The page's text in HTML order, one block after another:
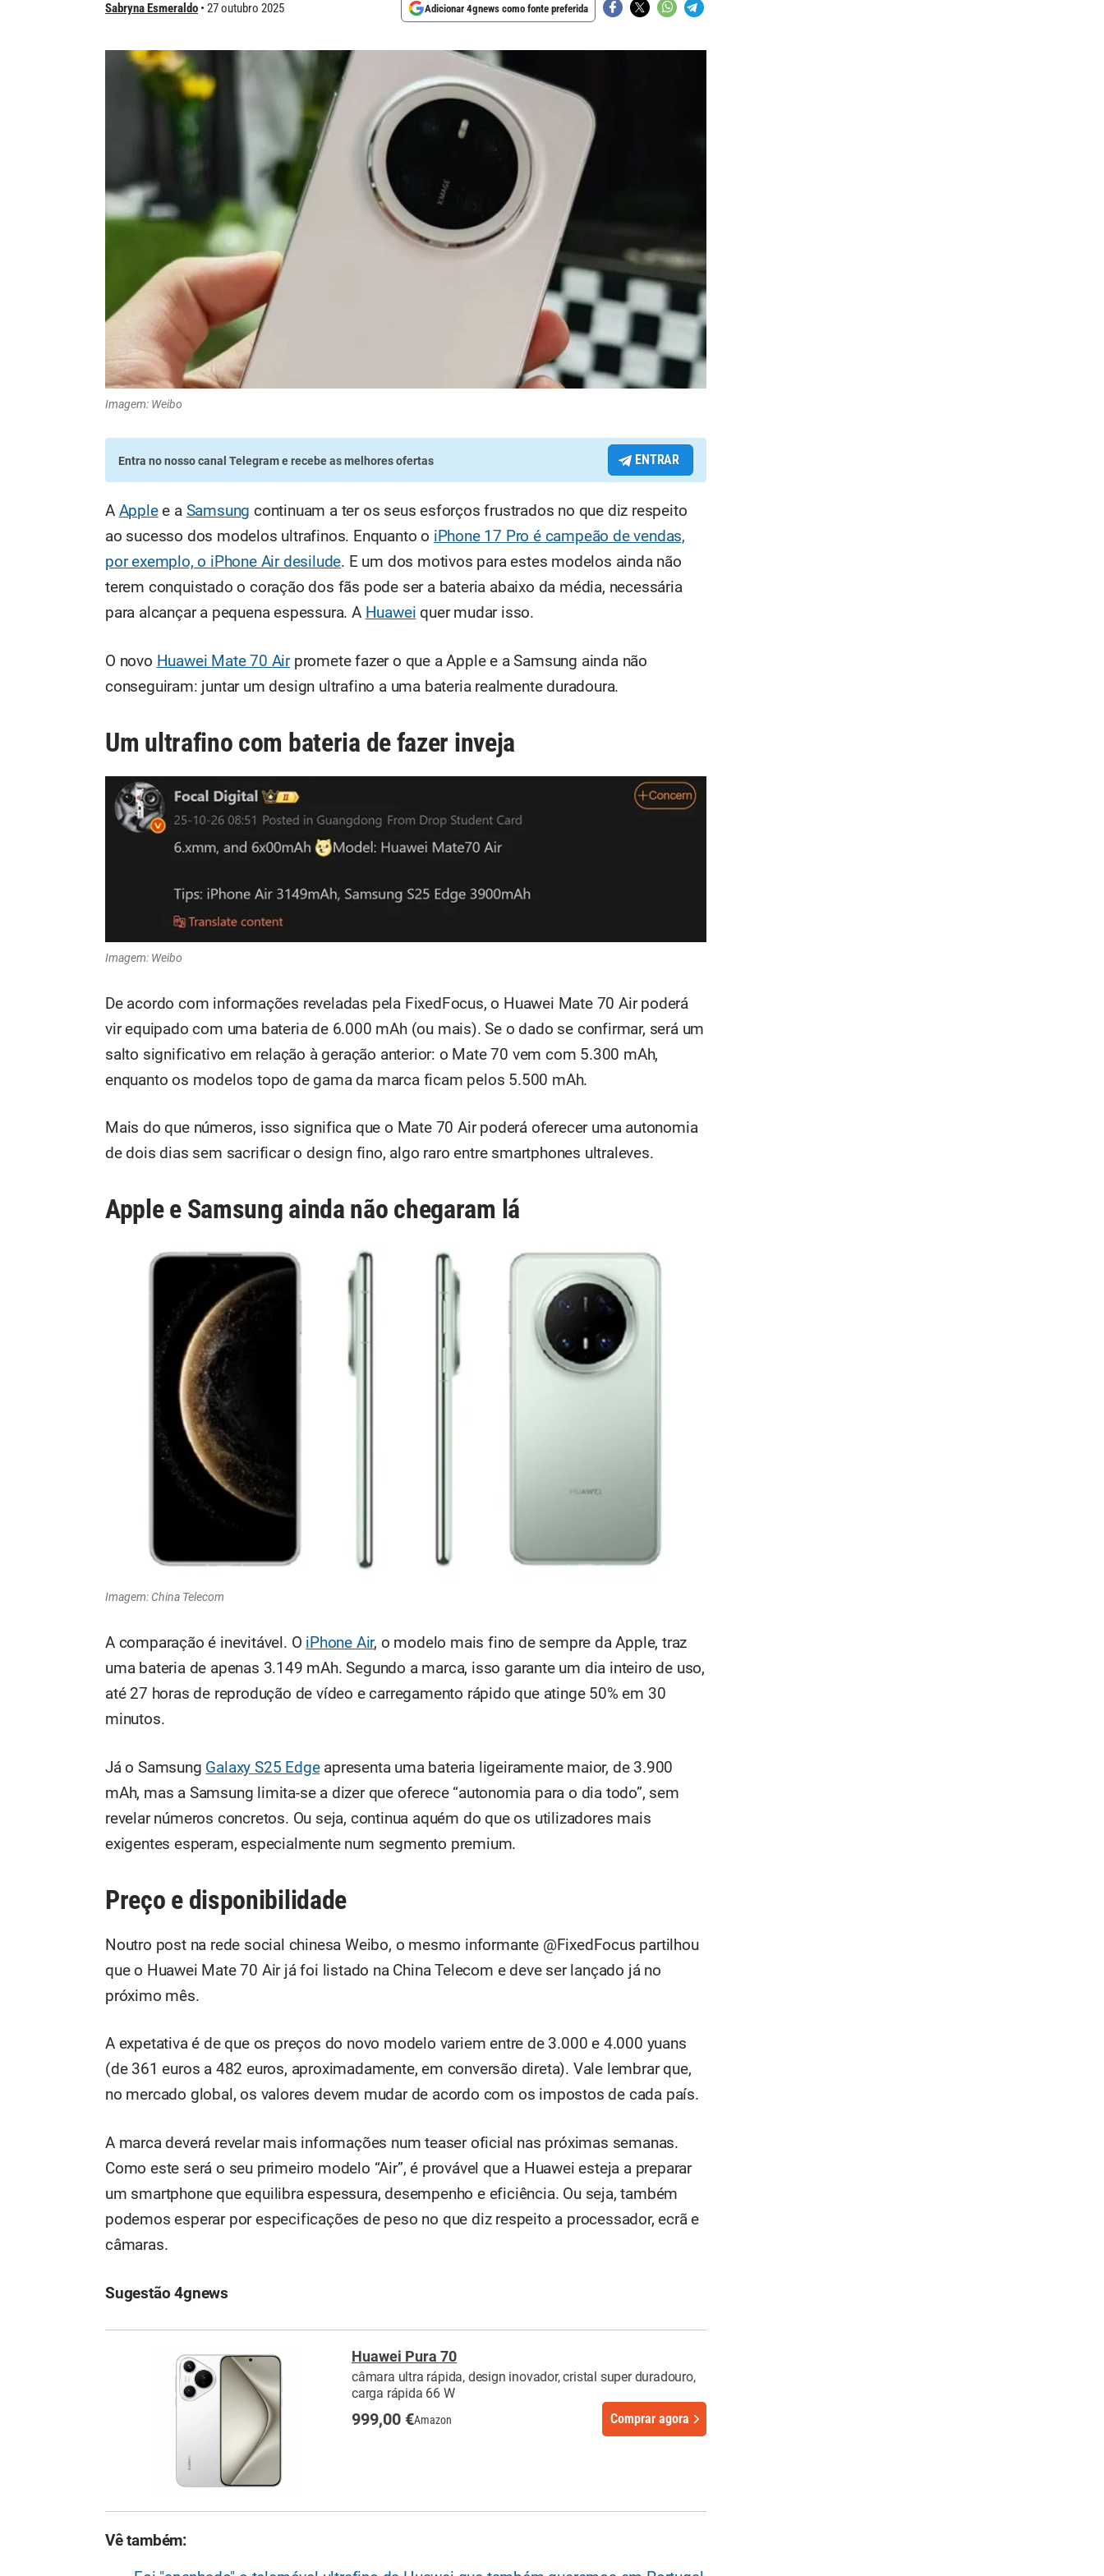
Sabryna Esmeraldo 27 outubro 2025 Adicionar 4gnews como fonte preferida
Imagem: Weibo
Entra no nosso canal Telegrame recebe as melhores ofertas ENTRAR
A Applee a Samsung continuam a ter os seus esforços frustrados no que diz respeito
ao sucesso dos modelos ultrafinos. Enquanto o iPhone 17 Pro é campeão de vendas,
por exemplo, o iPhone Air desilude. E um dos motivos para estes modelos ainda não
terem conquistado o coração dos fãs pode ser a bateria abaixo da média, necessária
para alcançar a pequena espessura. A Huawei quer mudar isso.
O novo Huawei Mate 70 Airpromete fazer o que a Apple e a Samsung ainda não
conseguiram: juntar um design ultrafino a uma bateria realmente duradoura.
Um ultrafino com bateria de fazer inveja
Imagem: Weibo
De acordo com informações reveladas pela FixedFocus, o Huawei Mate 70 Air poderá
vir equipado com uma bateria de 6.000 mAh (ou mais). Se o dado se confirmar, será um
salto significativo em relação à geração anterior: o Mate 70 vem com 5.300 mAh,
enquanto os modelos topo de gama da marca ficam pelos 5.500 mAh.
Mais do que números, isso significa que o Mate 70 Air poderá oferecer uma autonomia
de dois dias sem sacrificar o design fino, algo raro entre smartphones ultraleves.
Apple e Samsung ainda não chegaram lá
Imagem: China Telecom
A comparação é inevitável. O iPhone Air, o modelo mais fino de sempre da Apple, traz
uma bateria de apenas 3.149 mAh. Segundo a marca, isso garante um dia inteiro de uso,
até 27 horas de reprodução de vídeo e carregamento rápido que atinge 50% em 30
minutos.
Já o Samsung Galaxy S25 Edgeapresenta uma bateria ligeiramente maior, de 3.900
mAh, mas a Samsung limita-se a dizer que oferece “autonomia para o dia todo”, sem
revelar números concretos. Ou seja, continua aquém do que os utilizadores mais
exigentes esperam, especialmente num segmento premium.
Preço e disponibilidade
Noutro post na rede social chinesa Weibo, o mesmo informante @FixedFocus partilhou
que o Huawei Mate 70 Air já foi listado na China Telecom e deve ser lançado já no
próximo mês.
A expetativa é de que os preços do novo modelo variem entre de 3.000 e 4.000 yuans
(de 361 euros a 482 euros, aproximadamente, em conversão direta). Vale lembrar que,
no mercado global, os valores devem mudar de acordo com os impostos de cada país.
A marca deverá revelar mais informações num teaser oficial nas próximas semanas.
Como este será o seu primeiro modelo “Air”, é provável que a Huawei esteja a preparar
um smartphone que equilibra espessura, desempenho e eficiência. Ou seja, também
podemos esperar por especificações de peso no que diz respeito a processador, ecrã e
câmaras.
Sugestão 4gnews
Huawei Pura 70
câmara ultra rápida, design inovador, cristal super duradouro,
carga rápida 66 W
999,00 €Amazon Comprar agora
Vê também: